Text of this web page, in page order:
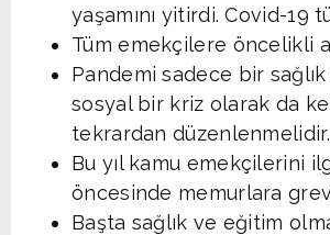
yaşamını yitirdi. Covid-19
Tüm emekçilere öncelikli
Pandemi sadece bir
sosyal bir kriz olarak da
tekrardan düzenlenmelidir.
Bu yıl kamu emekçilerini
öncesinde memurlara
Başta sağlık ve eğitim